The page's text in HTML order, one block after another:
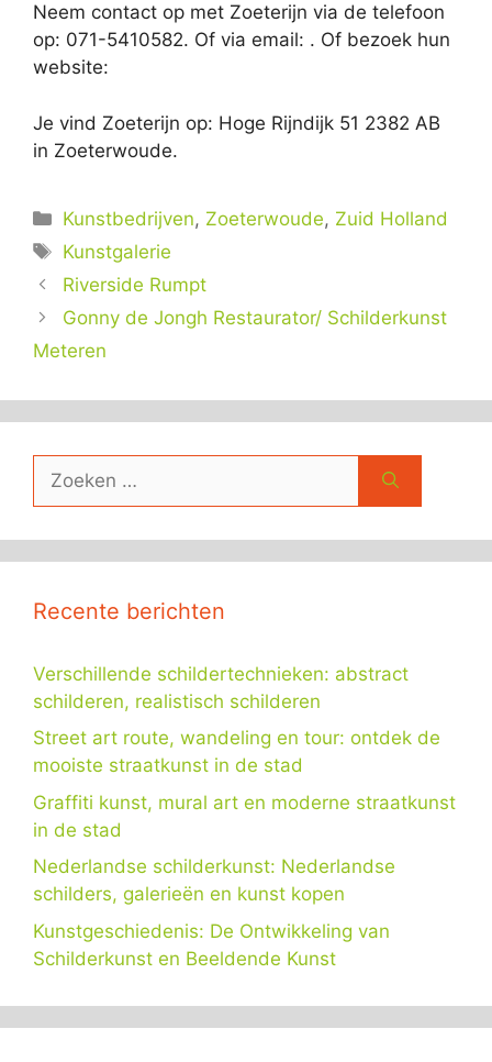
Neem contact op met Zoeterijn via de telefoon
op: 071-5410582. Of via email: . Of bezoek hun
website:
Je vind Zoeterijn op: Hoge Rijndijk 51 2382 AB
in Zoeterwoude.
Categorieën
Kunstbedrijven, Zoeterwoude, Zuid Holland
Tags
Kunstgalerie
Riverside Rumpt
Gonny de Jongh Restaurator/ Schilderkunst
Meteren
naar:
Recente berichten
Verschillende schildertechnieken: abstract
schilderen, realistisch schilderen
Street art route, wandeling en tour: ontdek de
mooiste straatkunst in de stad
Graffiti kunst, mural art en moderne straatkunst
in de stad
Nederlandse schilderkunst: Nederlandse
schilders, galerieën en kunst kopen
Kunstgeschiedenis: De Ontwikkeling van
Schilderkunst en Beeldende Kunst